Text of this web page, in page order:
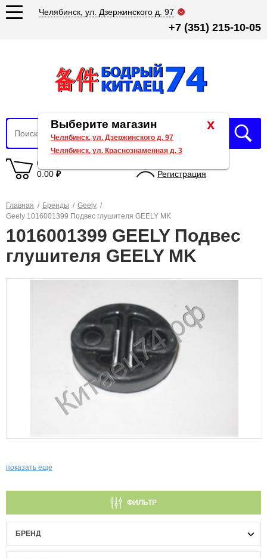
Челябинск, ул. Дзержинского д. 97
+7 (351) 215-10-05
0 товаров
0.00 ₽
Регистрация
Главная / Бренды / Geely /
Geely 1016001399 Подвес глушителя GEELY MK
1016001399 GEELY Подвес
глушителя GEELY MK
показать еще
ФИЛЬТР
БРЕНД
x
Выберите магазин
Челябинск, ул. Дзержинского д. 97
Челябинск, ул. Краснознаменная д. 3